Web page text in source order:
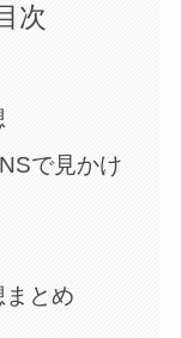
次
で見かけ
まとめ